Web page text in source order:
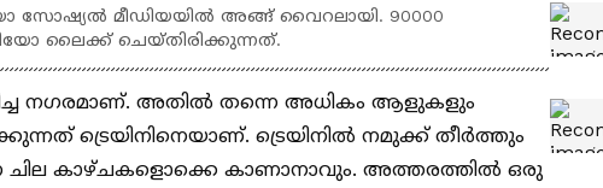
സോഷ്യൽ മീഡിയയിൽ അങ്ങ് വൈറലായി. 90000
ലൈക്ക് ചെയ്തിരിക്കുന്നത്.
ന​ഗരമാണ്. അതിൽ തന്നെ അധികം ആളുകളും
ട്രെയിനിനെയാണ്. ട്രെയിനിൽ നമുക്ക് തീർത്തും
ചില കാഴ്ചകളൊക്കെ കാണാനാവും. അത്തരത്തിൽ ഒരു